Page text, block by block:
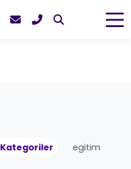
Kategoriler egitim